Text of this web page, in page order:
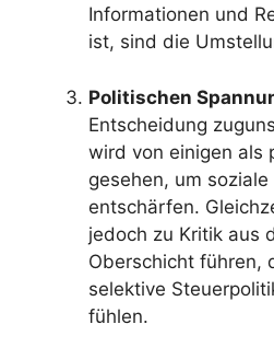
Informationen und
ist, sind die
Politischen
Entscheidung
wird von einigen als
gesehen, um
entschärfen.
jedoch zu Kritik aus
Oberschicht führen,
selektive
fühlen.